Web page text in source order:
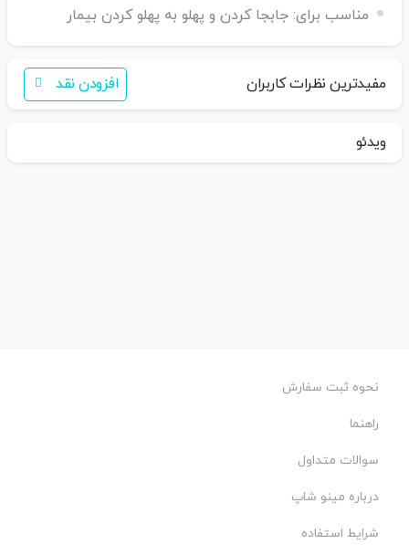
مناسب برای: جابجا کردن و پهلو به پهلو کردن بیمار
مفیدترین نظرات کاربران افزودن نقد
ویدئو
نحوه ثبت سفارش
راهنما
سوالات متداول
درباره مینو شاپ
شرایط استفاده